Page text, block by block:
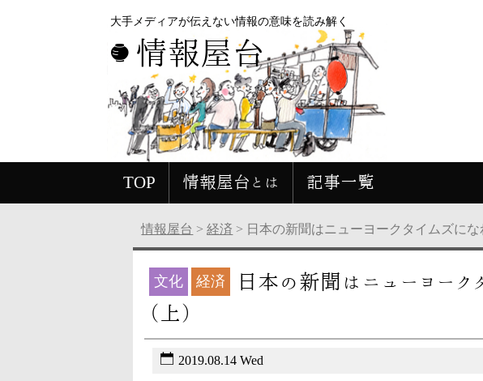
大手メディアが伝えない情報の意味を読み解く
情報屋台
TOP 情報屋台とは 記事一覧
情報屋台 >経済 > 日本の新聞はニューヨークタイムズにな
文化 経済
日本の新聞はニューヨーク
（上）
2019.08.14 Wed